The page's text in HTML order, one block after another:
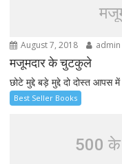
August 7, 2018 admin
मजूमदार के चुटकुले
छोटे मुद्दे बड़े मुद्दे दो दोस्त आपस
Best Seller Books
500 के